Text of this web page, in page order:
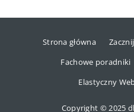
Strona główna
Fachowe poradniki
Elastyczny
Copyright © 2025